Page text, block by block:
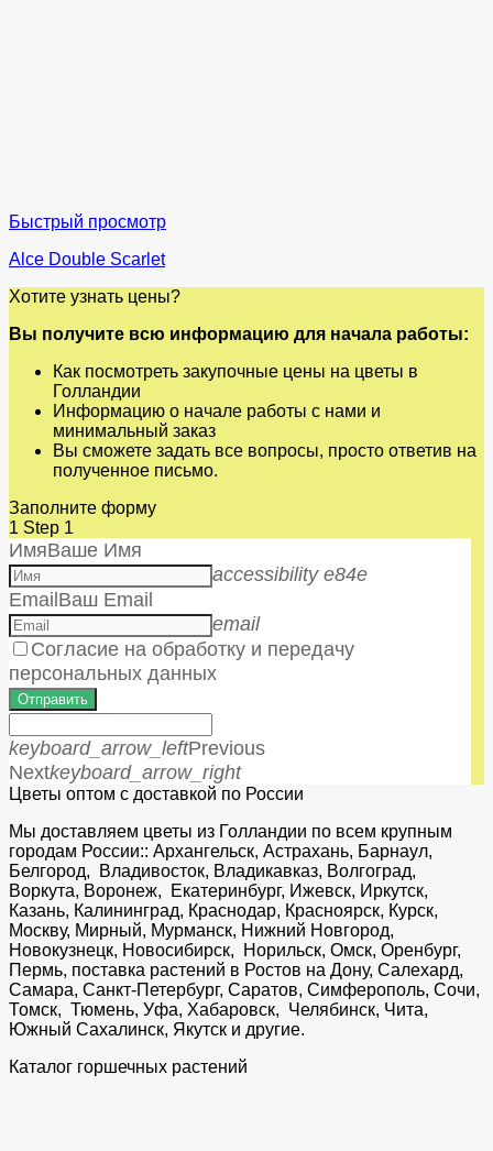
Быстрый просмотр
Alce Double Scarlet
Хотите узнать цены?
Вы получите всю информацию для начала работы:
Как посмотреть закупочные цены на цветы в
Голландии
Информацию о начале работы с нами и
минимальный заказ
Вы сможете задать все вопросы, просто ответив на
полученное письмо.
Заполните форму
1 Step 1
ИмяВаше Имя
accessibility e84e
EmailВаш Email
email
Согласие на обработку и передачу
персональных данных
Отправить
keyboard_arrow_leftPrevious
Nextkeyboard_arrow_right
Цветы оптом с доставкой по России
Мы доставляем цветы из Голландии по всем крупным
городам России:: Архангельск, Астрахань, Барнаул,
Белгород, Владивосток, Владикавказ, Волгоград,
Воркута, Воронеж, Екатеринбург, Ижевск, Иркутск,
Казань, Калининград, Краснодар, Красноярск, Курск,
Москву, Мирный, Мурманск, Нижний Новгород,
Новокузнецк, Новосибирск, Норильск, Омск, Оренбург,
Пермь, поставка растений в Ростов на Дону, Салехард,
Самара, Санкт-Петербург, Саратов, Симферополь, Сочи,
Томск, Тюмень, Уфа, Хабаровск, Челябинск, Чита,
Южный Сахалинск, Якутск и другие.
Каталог горшечных растений